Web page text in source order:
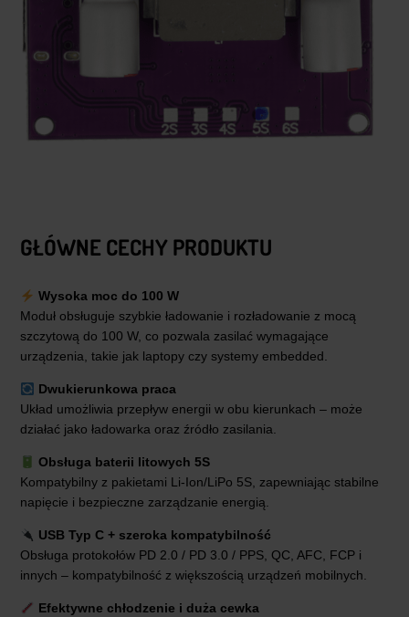
GŁÓWNE CECHY PRODUKTU
Wysoka moc do 100 W
Moduł obsługuje szybkie ładowanie i rozładowanie z mocą
szczytową do 100 W, co pozwala zasilać wymagające
urządzenia, takie jak laptopy czy systemy embedded.
Dwukierunkowa praca
Układ umożliwia przepływ energii w obu kierunkach – może
działać jako ładowarka oraz źródło zasilania.
Obsługa baterii litowych 5S
Kompatybilny z pakietami Li-Ion/LiPo 5S, zapewniając stabilne
napięcie i bezpieczne zarządzanie energią.
USB Typ C + szeroka kompatybilność
Obsługa protokołów PD 2.0 / PD 3.0 / PPS, QC, AFC, FCP i
innych – kompatybilność z większością urządzeń mobilnych.
Efektywne chłodzenie i duża cewka